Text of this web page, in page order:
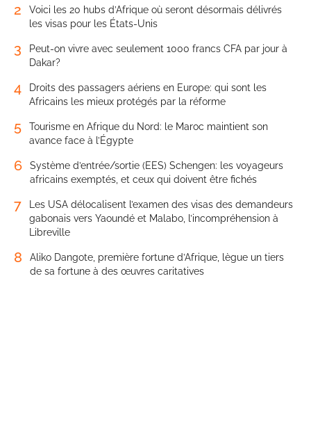
2
Voici les 20 hubs d’Afrique où seront désormais délivrés
les visas pour les États-Unis
3
Peut-on vivre avec seulement 1000 francs CFA par jour à
Dakar?
4
Droits des passagers aériens en Europe: qui sont les
Africains les mieux protégés par la réforme
5
Tourisme en Afrique du Nord: le Maroc maintient son
avance face à l’Égypte
6
Système d’entrée/sortie (EES) Schengen: les voyageurs
africains exemptés, et ceux qui doivent être fichés
7
Les USA délocalisent l’examen des visas des demandeurs
gabonais vers Yaoundé et Malabo, l’incompréhension à
Libreville
8
Aliko Dangote, première fortune d’Afrique, lègue un tiers
de sa fortune à des œuvres caritatives